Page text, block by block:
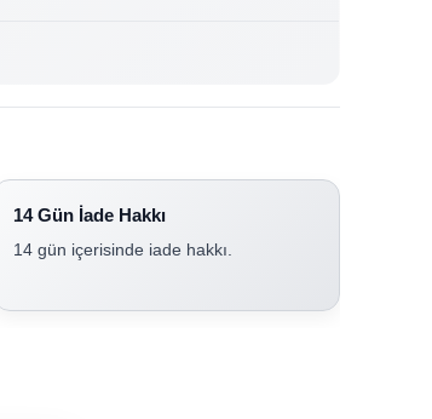
14 Gün İade Hakkı
14 gün içerisinde iade hakkı.